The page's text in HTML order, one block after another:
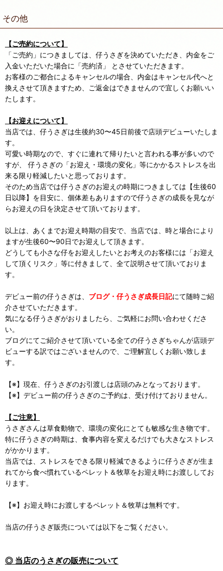
その他
【ご売約について】
「ご売約」につきましては、仔うさぎを決めていただき、内金をご
入金いただいた場合に「売約済」 とさせていただきます。
お客様のご都合によるキャンセルの場合、内金はキャンセル代へと
換えさせて頂きますため、ご返金はできませんので宜しくお願いい
たします。
【お迎えについて】
当店では、仔うさぎは生後約30〜45日前後で店頭デビューいたしま
す。
可愛い時期なので、すぐに連れて帰りたいと言われる事が多いので
すが、 仔うさぎの「お迎え・環境の変化」等にかかるストレスを出
来る限り軽減したいと思っております。
そのため当店では仔うさぎのお迎えの時期につきましては【生後60
日以降】を目安に、個体差もありますので仔うさぎの成長を見なが
らお迎えの日を決定させて頂いております。
以上は、あくまでお迎え時期の目安で、当店では、時と場合により
ますが生後60〜90日でお迎えして頂きます。
どうしても小さな仔をお迎えしたいとお考えのお客様には「お迎え
して頂くリスク」等に付きまして、全て説明させて頂いておりま
す。
デビュー前の仔うさぎは、 ブログ・仔うさぎ成長日記にて随時ご紹
介させていただきます。
気になる仔うさぎがおりましたら、ご気軽にお問い合わせくださ
い。
ブログにてご紹介させて頂いている全ての仔うさぎちゃんが店頭デ
ビューする訳ではございませんので、ご理解宜しくお願い致しま
す。
【※】現在、仔うさぎのお引渡しは店頭のみとなっております。
【※】デビュー前の仔うさぎのご予約は、受け付けておりません。
【ご注意】
うさぎさんは草食動物で、環境の変化にとても敏感な生き物です。
特に仔うさぎの時期は、食事内容を変えるだけでも大きなストレス
がかかります。
当店では、ストレスをできる限り軽減できるように仔うさぎが生ま
れてから食べ慣れているペレット＆牧草をお迎え時にお渡ししてお
ります。
【※】お迎え時にお渡しするペレット＆牧草は無料です。
当店の仔うさぎ販売については以下をご覧ください。
◎ 当店のうさぎの販売について